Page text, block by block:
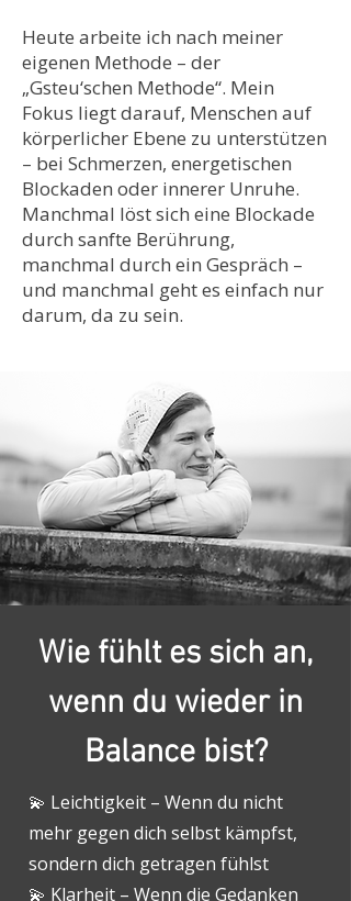
Heute arbeite ich nach meiner
eigenen Methode – der
„Gsteu‘schen Methode“. Mein
Fokus liegt darauf, Menschen auf
körperlicher Ebene zu unterstützen
– bei Schmerzen, energetischen
Blockaden oder innerer Unruhe.
Manchmal löst sich eine Blockade
durch sanfte Berührung,
manchmal durch ein Gespräch –
und manchmal geht es einfach nur
darum, da zu sein.
Wie fühlt es sich an,
wenn du wieder in
Balance bist?
💫 Leichtigkeit – Wenn du nicht
mehr gegen dich selbst kämpfst,
sondern dich getragen fühlst
💫 Klarheit – Wenn die Gedanken